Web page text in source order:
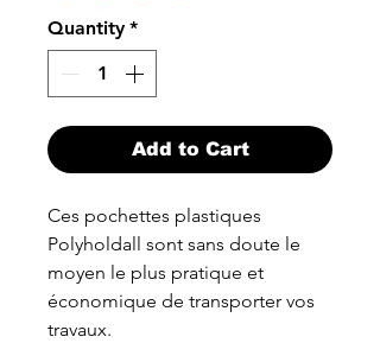
Quantity *
Add to Cart
Ces pochettes plastiques
Polyholdall sont sans doute le
moyen le plus pratique et
économique de transporter vos
travaux.